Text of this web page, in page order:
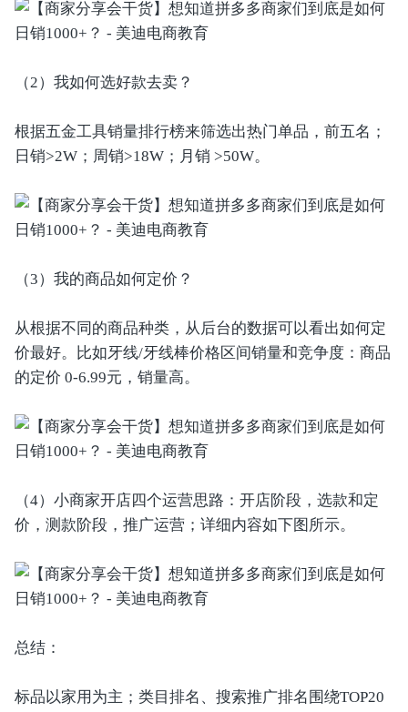
（2）我如何选好款去卖？
根据五金工具销量排行榜来筛选出热门单品，前五名；
日销>2W；周销>18W；月销 >50W。
（3）我的商品如何定价？
从根据不同的商品种类，从后台的数据可以看出如何定
价最好。比如牙线/牙线棒价格区间销量和竞争度：商品
的定价 0-6.99元，销量高。
（4）小商家开店四个运营思路：开店阶段，选款和定
价，测款阶段，推广运营；详细内容如下图所示。
总结：
标品以家用为主；类目排名、搜索推广排名围绕TOP20